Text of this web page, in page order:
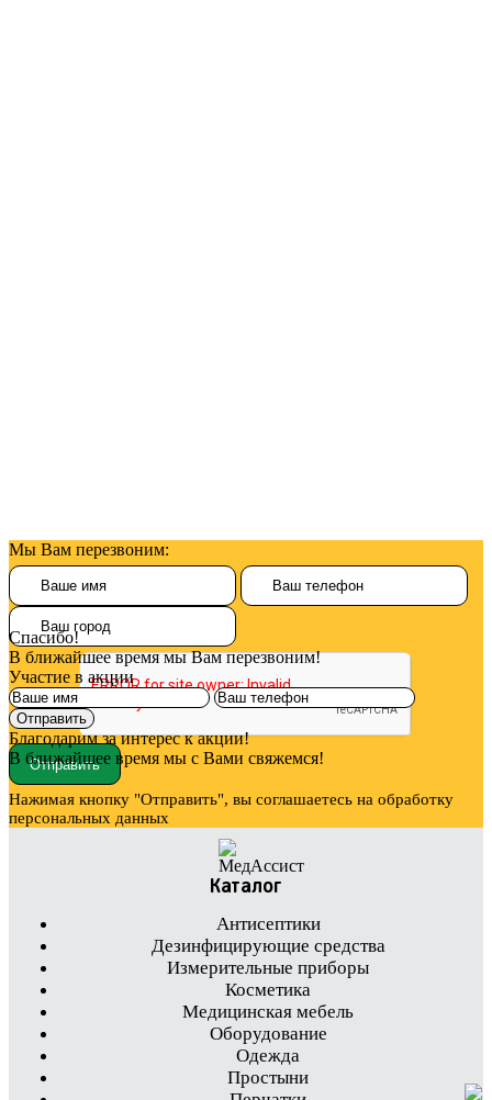
Мы Вам перезвоним:
Нажимая кнопку "Отправить", вы соглашаетесь на обработку
персональных данных
Каталог
Антисептики
Дезинфицирующие средства
Измерительные приборы
Косметика
Медицинская мебель
Оборудование
Одежда
Простыни
Спасибо!
В ближайшее время мы Вам перезвоним!
Участие в акции
Благодарим за интерес к акции!
В ближайшее время мы с Вами свяжемся!